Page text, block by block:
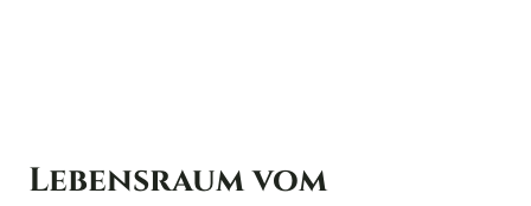
Lebensraum vom